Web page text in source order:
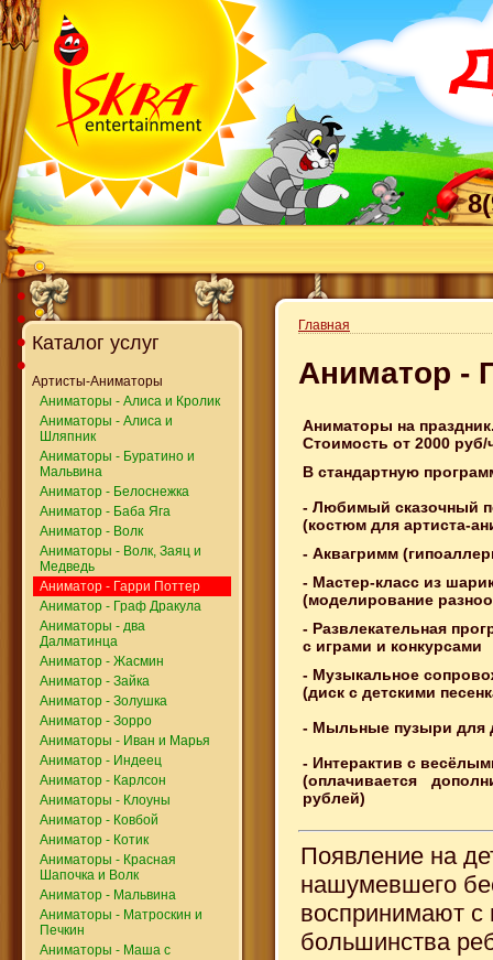
Каталог услуг
Артисты-Аниматоры
Аниматоры - Алиса и Кролик
Аниматоры - Алиса и
Шляпник
Аниматоры - Буратино и
Мальвина
Аниматор - Белоснежка
Аниматор - Баба Яга
Аниматор - Волк
Аниматоры - Волк, Заяц и
Медведь
Аниматор - Гарри Поттер
Аниматор - Граф Дракула
Аниматоры - два
Далматинца
Аниматор - Жасмин
Аниматор - Зайка
Аниматор - Золушка
Аниматор - Зорро
Аниматоры - Иван и Марья
Аниматор - Индеец
Аниматор - Карлсон
Аниматоры - Клоуны
Аниматор - Ковбой
Аниматор - Котик
Аниматоры - Красная
Шапочка и Волк
Аниматор - Мальвина
Аниматоры - Матроскин и
Печкин
Аниматоры - Маша с
Главная
Аниматор -
Аниматоры на
Стоимость от 2000 руб/
В стандартную
- Любимый сказочный
(костюм для артиста-
- Аквагримм
- Мастер-класс из
(моделирование
- Развлекательная
с играми и конкурсами
- Музыкальное
(диск с детскими
- Мыльные пузыри для
- Интерактив с
(оплачивается
рублей)
Появление на
нашумевшего
воспринимают с
большинства